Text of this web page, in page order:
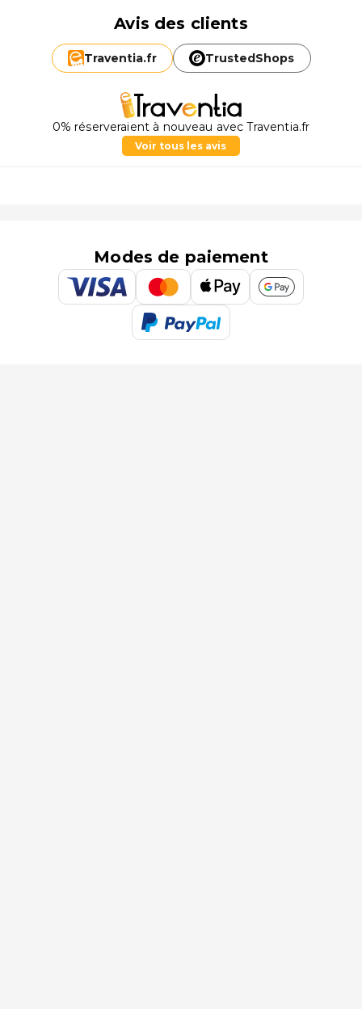
Avis des clients
Traventia.fr TrustedShops
0% réserveraient à nouveau avec Traventia.fr
Voir tous les avis
Modes de paiement